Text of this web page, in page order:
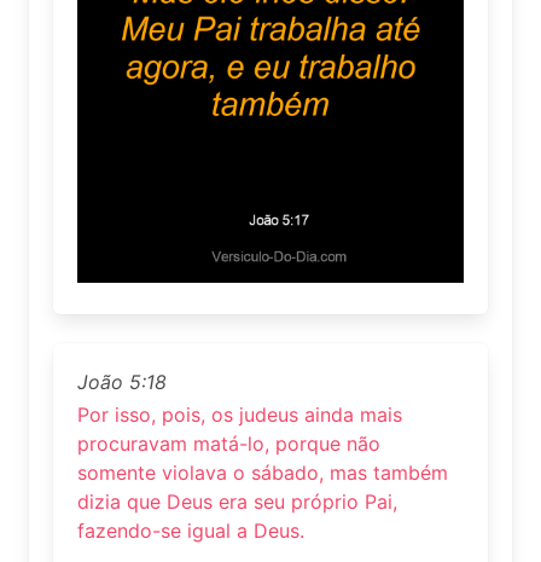
João 5:18
Por isso, pois, os judeus ainda mais
procuravam matá-lo, porque não
somente violava o sábado, mas também
dizia que Deus era seu próprio Pai,
fazendo-se igual a Deus.